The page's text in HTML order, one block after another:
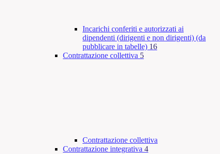
Incarichi conferiti e autorizzati ai
dipendenti (dirigenti e non dirigenti) (da
pubblicare in tabelle) 16
Contrattazione collettiva 5
Contrattazione collettiva
Contrattazione integrativa 4